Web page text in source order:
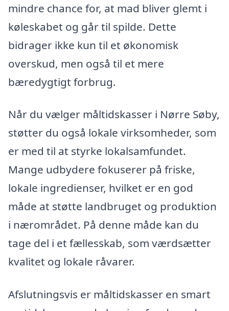
mindre chance for, at mad bliver glemt i
køleskabet og går til spilde. Dette
bidrager ikke kun til et økonomisk
overskud, men også til et mere
bæredygtigt forbrug.
Når du vælger måltidskasser i Nørre Søby,
støtter du også lokale virksomheder, som
er med til at styrke lokalsamfundet.
Mange udbydere fokuserer på friske,
lokale ingredienser, hvilket er en god
måde at støtte landbruget og produktion
i nærområdet. På denne måde kan du
tage del i et fællesskab, som værdsætter
kvalitet og lokale råvarer.
Afslutningsvis er måltidskasser en smart